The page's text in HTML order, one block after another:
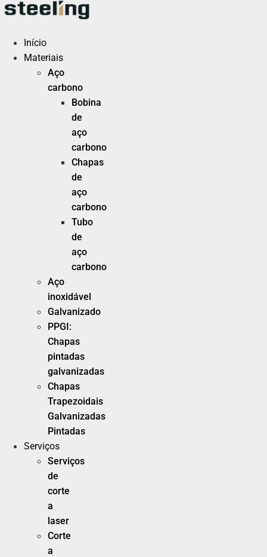
Ir
conteúdo
Início
Materiais
Aço
carbono
Bobina
de
aço
carbono
Chapas
de
aço
carbono
Tubo
de
aço
carbono
Aço
inoxidável
Galvanizado
PPGI:
Chapas
pintadas
galvanizadas
Chapas
Trapezoidais
Galvanizadas
Pintadas
Serviços
Serviços
de
corte
a
laser
Corte
a